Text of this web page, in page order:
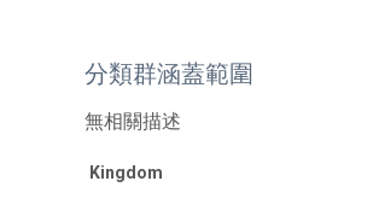
分類群涵蓋範圍
無相關描述
Kingdom